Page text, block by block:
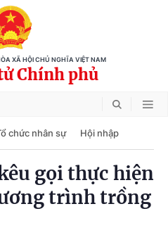
XÃ HỘI CHỦ NGHĨA VIỆT NAM
Chính phủ
chức nhân sự Hội nhập
gọi thực hiện
trình trồng